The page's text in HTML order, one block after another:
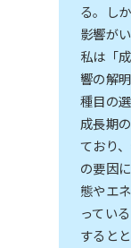
る。し
影響が
私は「
響の解
種目の
成長期
ており
の要因
態やエ
ってい
すると